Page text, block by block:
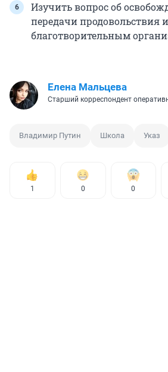
Изучить вопрос об
передачи продовольствия
благотворительным
Елена Мальцева
Старший корреспондент
Владимир Путин Школа Указ
1 0 0